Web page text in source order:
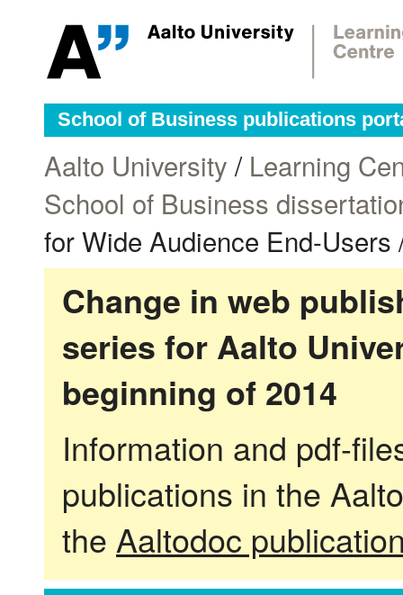
School of Business publications
Aalto University / Learning
School of Business
for Wide Audience End-Users
Change in web
series for Aalto
beginning of 2014
Information and pdf-
publications in the
the Aaltodoc